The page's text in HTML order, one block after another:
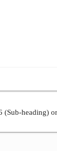
(Sub-heading)